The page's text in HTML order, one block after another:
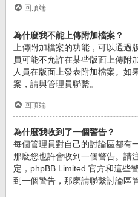
回頂端
為什麼我不能上傳附加檔案？
上傳附加檔案的功能，可以通
員可能不允許在某些版面上傳附
人員在版面上發表附加檔案。如
案，請與管理員聯繫。
回頂端
為什麼我收到了一個警告？
每個管理員對自己的討論區都有
那麼您也許會收到一個警告。請
定，phpBB Limited 官方和這些
到一個警告，那麼請聯繫討論區